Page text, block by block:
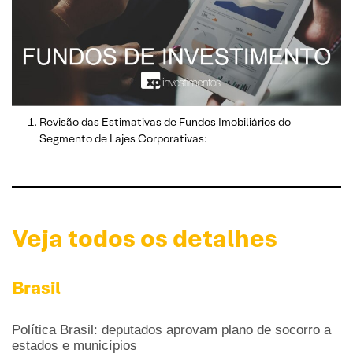
Revisão das Estimativas de Fundos Imobiliários do
Segmento de Lajes Corporativas:
Veja todos os detalhes
Brasil
Política Brasil: deputados aprovam plano de socorro a
estados e municípios